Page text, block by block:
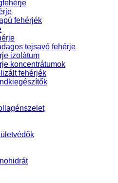
fehérjék
tejsavó fehérje
izolátum
koncentrátumok
fehérjék